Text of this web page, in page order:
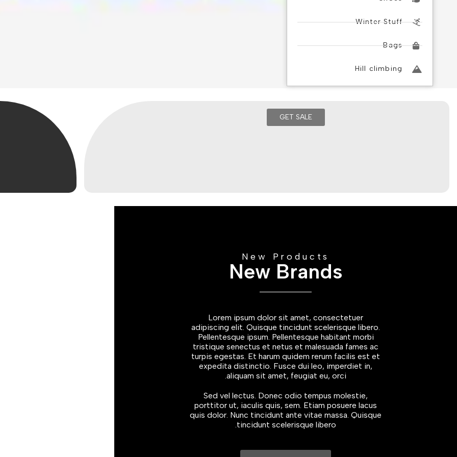
נייחים מחודשים
ניידים קשיחים / תעשייתיים
מסכי טלויזיה
Winter Stuff
Bags
Hill climbing
GET SALE
New Products
New Brands
Lorem ipsum dolor sit amet, consectetuer
adipiscing elit. Quisque tincidunt scelerisque libero.
Pellentesque ipsum. Pellentesque habitant morbi
tristique senectus et netus et malesuada fames ac
turpis egestas. Et harum quidem rerum facilis est et
expedita distinctio. Fusce dui leo, imperdiet in,
aliquam sit amet, feugiat eu, orci.
Sed vel lectus. Donec odio tempus molestie,
porttitor ut, iaculis quis, sem. Etiam posuere lacus
quis dolor. Nunc tincidunt ante vitae massa. Quisque
tincidunt scelerisque libero.